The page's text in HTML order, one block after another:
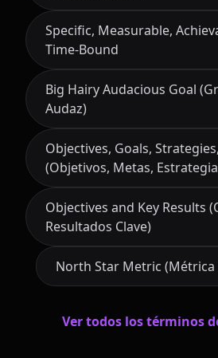
Specific, Measurable,
Time-Bound
Big Hairy Audacious Goal
Audaz)
Objectives, Goals,
(Objetivos, Metas,
Objectives and Key Results
Resultados Clave)
North Star Metric (Métrica
Ver todos los términos